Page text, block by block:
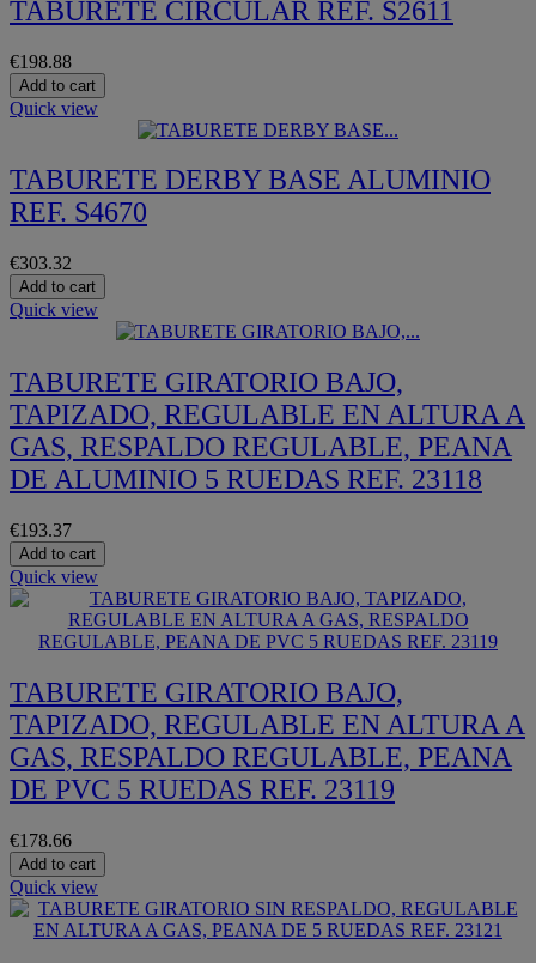
TABURETE CIRCULAR REF. S2611
€198.88
Add to cart
Quick view
TABURETE DERBY BASE ALUMINIO
REF. S4670
€303.32
Add to cart
Quick view
TABURETE GIRATORIO BAJO,
TAPIZADO, REGULABLE EN ALTURA A
GAS, RESPALDO REGULABLE, PEANA
DE ALUMINIO 5 RUEDAS REF. 23118
€193.37
Add to cart
Quick view
TABURETE GIRATORIO BAJO,
TAPIZADO, REGULABLE EN ALTURA A
GAS, RESPALDO REGULABLE, PEANA
DE PVC 5 RUEDAS REF. 23119
€178.66
Add to cart
Quick view